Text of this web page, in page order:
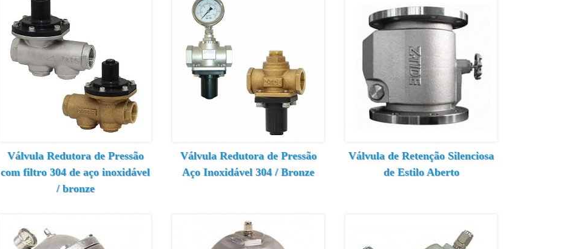
Válvula Redutora de Pressão
com filtro 304 de aço inoxidável
/ bronze
Válvula Redutora de Pressão
Aço Inoxidável 304 / Bronze
Válvula de Retenção Silenciosa
de Estilo Aberto